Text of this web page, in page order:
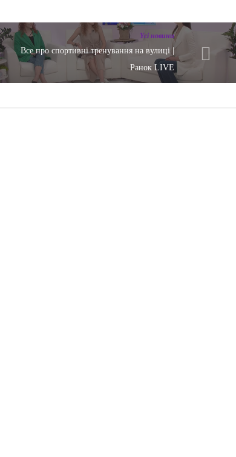
Yсі новини
Все про спортивні тренування на вулиці |
Ранок LIVE